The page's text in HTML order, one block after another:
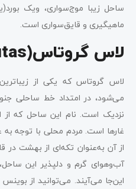
ساحل زیبا موج‌سواری، ویک
ماهیگیری و قایق‌سواری است.
لاس گروتاس(Las Grutas)
لاس گروتاس که یکی از
می‌شود، در امتداد خط ساحلی
نزدیک است. نام این ساحل که از
غارها است. مردم محلی با توجه به
از آن به‌عنوان تکه‌ای از بهشت در
آب‌و‌هوای گرم و دلپذیر این
این‌جا می‌آیند. می‌توانید از